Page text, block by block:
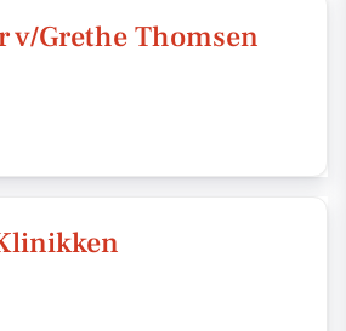
Grethe Thomsen